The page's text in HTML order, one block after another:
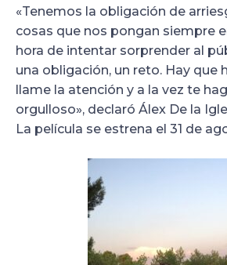
«Tenemos la obligación de
cosas que nos pongan siempre
hora de intentar sorprender al
una obligación, un reto. Hay que
llame la atención y a la vez te
orgulloso», declaró Álex De la
La película se estrena el 31 de